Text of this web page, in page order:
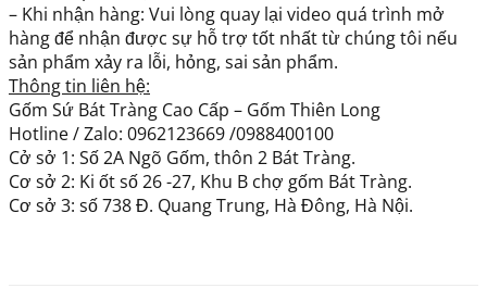
– Khi nhận hàng: Vui lòng quay lại video quá trình mở
hàng để nhận được sự hỗ trợ tốt nhất từ chúng tôi nếu
sản phẩm xảy ra lỗi, hỏng, sai sản phẩm.
Thông tin liên hệ:
Gốm Sứ Bát Tràng Cao Cấp – Gốm Thiên Long
Hotline / Zalo: 0962123669 /0988400100
Cở sở 1: Số 2A Ngõ Gốm, thôn 2 Bát Tràng.
Cơ sở 2: Ki ốt số 26 -27, Khu B chợ gốm Bát Tràng.
Cơ sở 3: số 738 Đ. Quang Trung, Hà Đông, Hà Nội.